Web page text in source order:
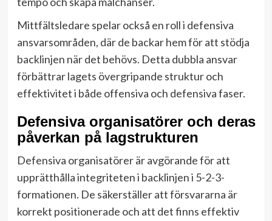
Mittfältsledare spelar också en roll i defensiva
ansvarsområden, där de backar hem för att stödja
backlinjen när det behövs. Detta dubbla ansvar
förbättrar lagets övergripande struktur och
effektivitet i både offensiva och defensiva faser.
Defensiva organisatörer och deras
påverkan på lagstrukturen
Defensiva organisatörer är avgörande för att
upprätthålla integriteten i backlinjen i 5-2-3-
formationen. De säkerställer att försvararna är
korrekt positionerade och att det finns effektiv